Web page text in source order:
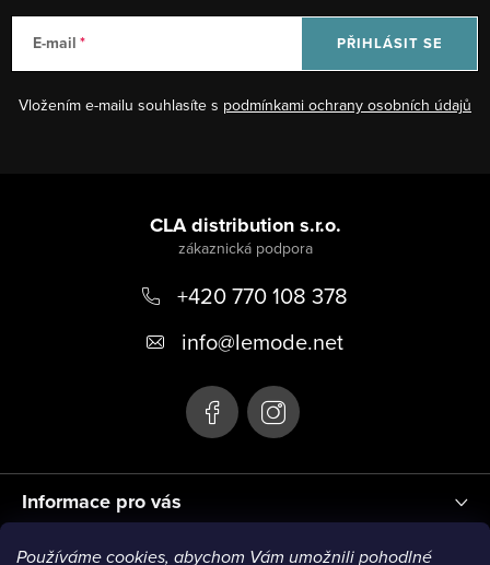
Používáme cookies, abychom Vám umožnili pohodlné
E-mail
Vložením e-mailu souhlasíte s podmínkami ochrany osobních údajů
PŘIHLÁSIT SE
Informace pro vás
CLA distribution s.r.o.
+420 770 108 378
info@lemode.net